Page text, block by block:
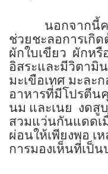
นอกจากนี้
ช่วยชะลอการเกิ
ผักใบเขียว ผักหรื
อิสระและมีวิตามิ
มะเขือเทศ มะละ
อาหารที่มีโปรตีน
นม และเนย งดสู
สวมแว่นกันแดดเ
ผ่อนให้เพียงพอ เ
การมองเห็นที่เป็